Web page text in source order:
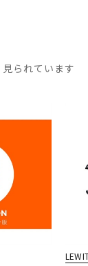
られています